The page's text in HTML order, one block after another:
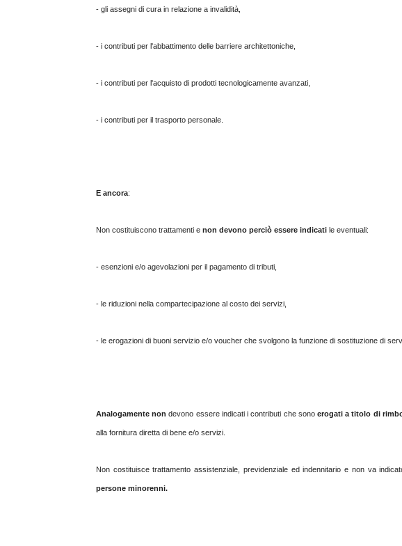
- gli assegni di cura in relazione a invalidità,
- i contributi per l'abbattimento delle barriere architettoniche,
- i contributi per l'acquisto di prodotti tecnologicamente avanzati,
- i contributi per il trasporto personale.
E ancora:
Non costituiscono trattamenti e non devono perciò essere indicati le eventuali:
- esenzioni e/o agevolazioni per il pagamento di tributi,
- le riduzioni nella compartecipazione al costo dei servizi,
- le erogazioni di buoni servizio e/o voucher che svolgono la funzione di sostituzione di
Analogamente non devono essere indicati i contributi che sonoerogati a titolo di
alla fornitura diretta di bene e/o servizi.
Non costituisce trattamento assistenziale, previdenziale ed indennitario e non va
persone minorenni.